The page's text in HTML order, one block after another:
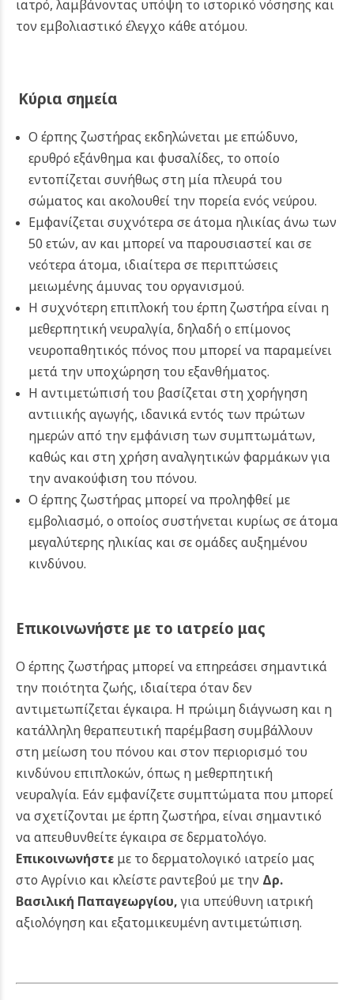
ιατρό, λαμβάνοντας υπόψη το ιστορικό νόσησης και
τον εμβολιαστικό έλεγχο κάθε ατόμου.
Κύρια σημεία
Ο έρπης ζωστήρας εκδηλώνεται με επώδυνο,
ερυθρό εξάνθημα και φυσαλίδες, το οποίο
εντοπίζεται συνήθως στη μία πλευρά του
σώματος και ακολουθεί την πορεία ενός νεύρου.
Εμφανίζεται συχνότερα σε άτομα ηλικίας άνω των
50 ετών, αν και μπορεί να παρουσιαστεί και σε
νεότερα άτομα, ιδιαίτερα σε περιπτώσεις
μειωμένης άμυνας του οργανισμού.
Η συχνότερη επιπλοκή του έρπη ζωστήρα είναι η
μεθερπητική νευραλγία, δηλαδή ο επίμονος
νευροπαθητικός πόνος που μπορεί να παραμείνει
μετά την υποχώρηση του εξανθήματος.
Η αντιμετώπισή του βασίζεται στη χορήγηση
αντιιικής αγωγής, ιδανικά εντός των πρώτων
ημερών από την εμφάνιση των συμπτωμάτων,
καθώς και στη χρήση αναλγητικών φαρμάκων για
την ανακούφιση του πόνου.
Ο έρπης ζωστήρας μπορεί να προληφθεί με
εμβολιασμό, ο οποίος συστήνεται κυρίως σε άτομα
μεγαλύτερης ηλικίας και σε ομάδες αυξημένου
κινδύνου.
Επικοινωνήστε με το ιατρείο μας
Ο έρπης ζωστήρας μπορεί να επηρεάσει σημαντικά
την ποιότητα ζωής, ιδιαίτερα όταν δεν
αντιμετωπίζεται έγκαιρα. Η πρώιμη διάγνωση και η
κατάλληλη θεραπευτική παρέμβαση συμβάλλουν
στη μείωση του πόνου και στον περιορισμό του
κινδύνου επιπλοκών, όπως η μεθερπητική
νευραλγία. Εάν εμφανίζετε συμπτώματα που μπορεί
να σχετίζονται με έρπη ζωστήρα, είναι σημαντικό
να απευθυνθείτε έγκαιρα σε δερματολόγο.
Επικοινωνήστε με το δερματολογικό ιατρείο μας
στο Αγρίνιο και κλείστε ραντεβού με την Δρ.
Βασιλική Παπαγεωργίου,για υπεύθυνη ιατρική
αξιολόγηση και εξατομικευμένη αντιμετώπιση.